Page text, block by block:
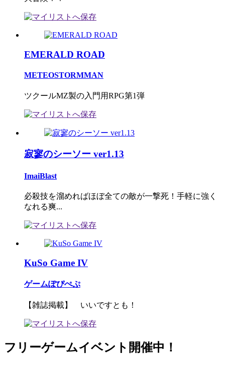
EMERALD ROAD
METEOSTORMMAN
ツクールMZ製の入門用RPG第1弾
寂寥のシーソー ver1.13
ImaiBlast
必殺技を溜めればほぼ全ての敵が一撃死！手軽に強く
なれる爽...
KuSo Game IV
ゲームぽぴぺぷ
【雑誌掲載】 いいですとも！
フリーゲームイベント開催中！